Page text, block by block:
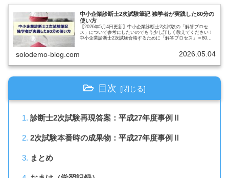
中小企業診断士2次試験筆記 独学者が実践した80分の
使い方
【2026年5月4日更新】中小企業診断士2次試験の「解答プロセ
ス」について参考にしたいのでもう少し詳しく教えてください！
中小企業診断士2次試験合格するために「解答プロセス」＝80分
solodemo-blog.com 2026.05.04
目次
診断士2次試験再現答案：平成27年度事例Ⅱ
2次試験本番時の成果物：平成27年度事例Ⅱ
まとめ